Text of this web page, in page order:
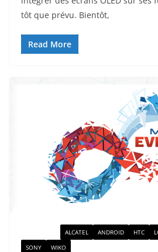
tôt que prévu. Bientôt,
Read More
ALCATEL ANDROID HTC
SONY
WIKO